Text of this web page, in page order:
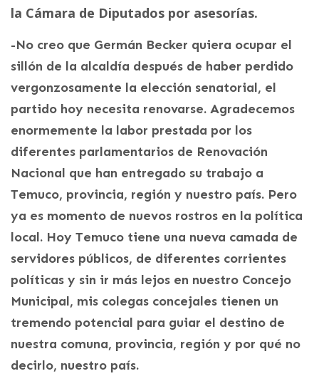
la Cámara de Diputados por asesorías.
-No creo que Germán Becker quiera ocupar el
sillón de la alcaldía después de haber perdido
vergonzosamente la elección senatorial, el
partido hoy necesita renovarse. Agradecemos
enormemente la labor prestada por los
diferentes parlamentarios de Renovación
Nacional que han entregado su trabajo a
Temuco, provincia, región y nuestro país. Pero
ya es momento de nuevos rostros en la política
local. Hoy Temuco tiene una nueva camada de
servidores públicos, de diferentes corrientes
políticas y sin ir más lejos en nuestro Concejo
Municipal, mis colegas concejales tienen un
tremendo potencial para guiar el destino de
nuestra comuna, provincia, región y por qué no
decirlo, nuestro país.